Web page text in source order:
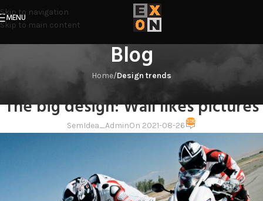
Skip to navigation
Skip to main content
MENU
Blog
Home/Design trends
The big design: Wall likes pictures
SemIdea_AdminOn 2021-08-26 398